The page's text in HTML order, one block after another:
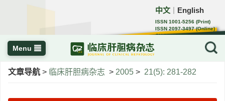
中文 English
ISSN 1001-5256 (Print)
ISSN 2097-3497 (Online)
CN 22-1108/R
Menu
文章导航 > 临床肝胆病杂志 > 2005 > 21(5): 281-282